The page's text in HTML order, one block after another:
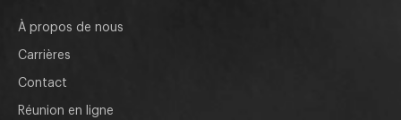
À propos de nous
Carrières
Contact
Réunion en ligne